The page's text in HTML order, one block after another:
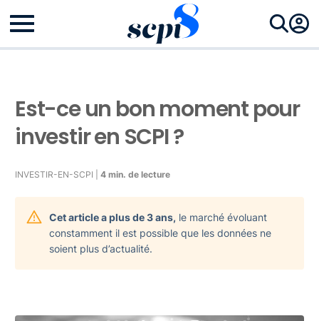
Est-ce un bon moment pour
investir en SCPI ?
INVESTIR-EN-SCPI | 4 min. de lecture
Cet article a plus de 3 ans, le marché évoluant
constamment il est possible que les données ne
soient plus d’actualité.